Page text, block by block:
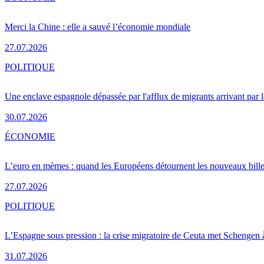
Merci la Chine : elle a sauvé l’économie mondiale
27.07.2026
Une enclave espagnole dépassée par l'afflux de migrants arrivant par
30.07.2026
POLITIQUE
L’euro en mèmes : quand les Européens détournent les nouveaux
27.07.2026
ÉCONOMIE
L’Espagne sous pression : la crise migratoire de Ceuta met Schengen
31.07.2026
POLITIQUE